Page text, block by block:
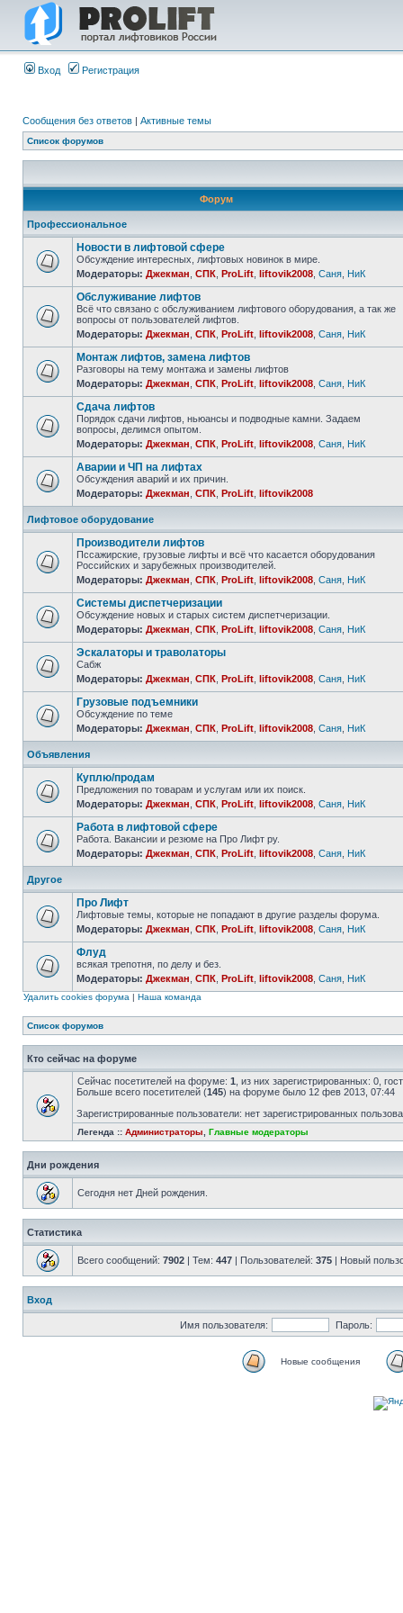
Вход Регистрация
Сообщения без ответов | Активные темы
Список форумов
Форум
Профессиональное
Новости в лифтовой сфере
Обсуждение интересных, лифтовых новинок в мире.
Модераторы: Джекман СПК ProLift liftovik2008 Саня НиК
Обслуживание лифтов
Всё что связано с обслуживанием лифтового оборудования, а так же
вопросы от пользователей лифтов.
Модераторы: Джекман СПК ProLift liftovik2008 Саня НиК
Монтаж лифтов, замена лифтов
Разговоры на тему монтажа и замены лифтов
Модераторы: Джекман СПК ProLift liftovik2008 Саня НиК
Сдача лифтов
Порядок сдачи лифтов, ньюансы и подводные камни. Задаем
вопросы, делимся опытом.
Модераторы: Джекман СПК ProLift liftovik2008 Саня НиК
Аварии и ЧП на лифтах
Обсуждения аварий и их причин.
Модераторы: Джекман СПК ProLift liftovik2008
Лифтовое оборудование
Производители лифтов
Пссажирские, грузовые лифты и всё что касается оборудования
Российских и зарубежных производителей.
Модераторы: Джекман СПК ProLift liftovik2008 Саня НиК
Системы диспетчеризации
Обсуждение новых и старых систем диспетчеризации.
Модераторы: Джекман СПК ProLift liftovik2008 Саня НиК
Эскалаторы и траволаторы
Сабж
Модераторы: Джекман СПК ProLift liftovik2008 Саня НиК
Грузовые подъемники
Обсуждение по теме
Модераторы: Джекман СПК ProLift liftovik2008 Саня НиК
Объявления
Куплю/продам
Предложения по товарам и услугам или их поиск.
Модераторы: Джекман СПК ProLift liftovik2008 Саня НиК
Работа в лифтовой сфере
Работа. Вакансии и резюме на Про Лифт ру.
Модераторы: Джекман СПК ProLift liftovik2008 Саня НиК
Другое
Про Лифт
Лифтовые темы, которые не попадают в другие разделы форума.
Модераторы: Джекман СПК ProLift liftovik2008 Саня НиК
Флуд
всякая трепотня, по делу и без.
Модераторы: Джекман СПК ProLift liftovik2008 Саня НиК
Удалить cookies форума | Наша команда
Список форумов
Кто сейчас на форуме
Сейчас посетителей на форуме: 1 , из них зарегистрированных: 0,
Больше всего посетителей (145) на форуме было 12 фев 2013, 07:44
Зарегистрированные пользователи: нет зарегистрированных
Легенда :: Администраторы Главные модераторы
Дни рождения
Сегодня нет Дней рождения.
Статистика
Всего сообщений: 7902 | Тем: 447 | Пользователей: 375 | Новый
Вход
Имя пользователя: Пароль:
Новые сообщения